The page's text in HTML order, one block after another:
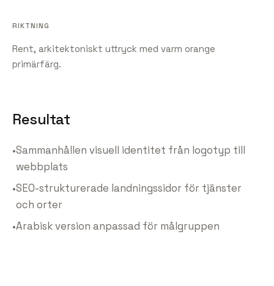
RIKTNING
Rent, arkitektoniskt uttryck med varm orange
primärfärg.
Resultat
•Sammanhållen visuell identitet från logotyp till
webbplats
•SEO-strukturerade landningssidor för tjänster
och orter
•Arabisk version anpassad för målgruppen